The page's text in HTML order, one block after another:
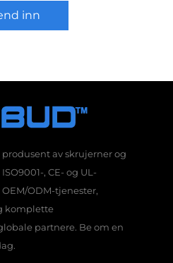
inn
av skrujerner og
, CE- og UL-
ODM-tjenester,
komplette
partnere. Be om en